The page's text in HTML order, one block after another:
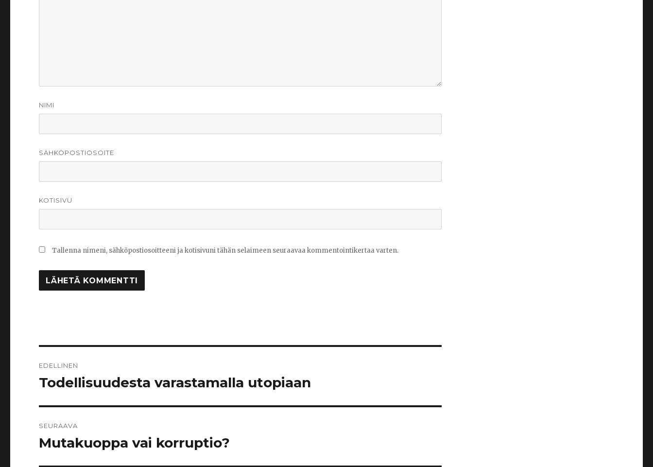
NIMI
SÄHKÖPOSTIOSOITE
KOTISIVU
Tallenna nimeni, sähköpostiosoitteeni ja kotisivuni tähän selaimeen seuraavaa kommentointikertaa varten.
selaus
EDELLINEN
Edellinen
Todellisuudesta varastamalla utopiaan
SEURAAVA
Seuraava
Mutakuoppa vai korruptio?